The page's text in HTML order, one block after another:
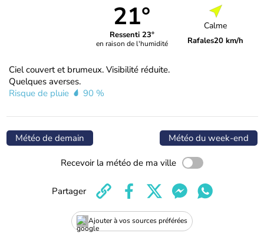
21°
Ressenti 23°
en raison de l'humidité
Calme
Rafales20 km/h
Ciel couvert et brumeux. Visibilité réduite.
Quelques averses.
Risque de pluie
90 %
Météo de demain Météo du week-end
Recevoir la météo de ma ville
Ajouter à vos sources préférées
Partager